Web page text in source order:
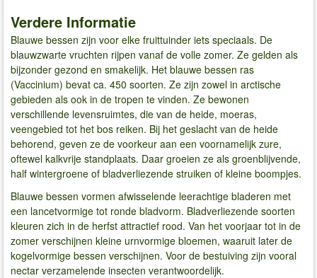
Verdere Informatie
Blauwe bessen zijn voor elke fruittuinder iets speciaals. De
blauwzwarte vruchten rijpen vanaf de volle zomer. Ze gelden als
bijzonder gezond en smakelijk. Het blauwe bessen ras
(Vaccinium) bevat ca. 450 soorten. Ze zijn zowel in arctische
gebieden als ook in de tropen te vinden. Ze bewonen
verschillende levensruimtes, die van de heide, moeras,
veengebied tot het bos reiken. Bij het geslacht van de heide
behorend, geven ze de voorkeur aan een voornamelijk zure,
oftewel kalkvrije standplaats. Daar groeien ze als groenblijvende,
half wintergroene of bladverliezende struiken of kleine boompjes.
Blauwe bessen vormen afwisselende leerachtige bladeren met
een lancetvormige tot ronde bladvorm. Bladverliezende soorten
kleuren zich in de herfst attractief rood. Van het voorjaar tot in de
zomer verschijnen kleine urnvormige bloemen, waaruit later de
kogelvormige bessen verschijnen. Voor de bestuiving zijn vooral
nectar verzamelende insecten verantwoordelijk.